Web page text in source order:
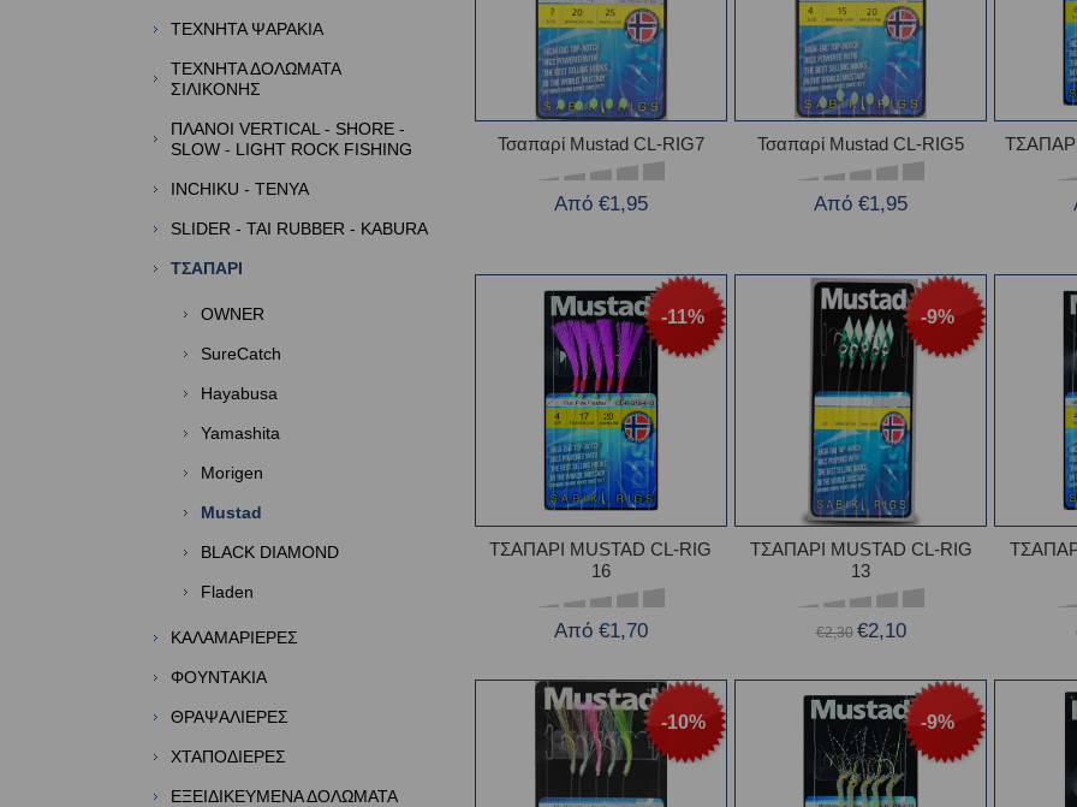
Τσαπαρί Mustad CL-RIG7
Από €1,95
Τσαπαρί Mustad CL-RIG5
Από €1,95
-11%
ΤΣΑΠΑΡΙ MUSTAD CL-RIG
16
Από €1,70
-9%
ΤΣΑΠΑΡΙ MUSTAD CL-RIG
13
€2,30 €2,10
-10% -9%
ΤΕΧΝΗΤΑ ΨΑΡΑΚΙΑ
ΤΕΧΝΗΤΑ ΔΟΛΩΜΑΤΑ
ΣΙΛΙΚΟΝΗΣ
ΠΛΑΝΟΙ VERTICAL - SHORE -
SLOW - LIGHT ROCK FISHING
INCHIKU - TENYA
SLIDER - TAI RUBBER - KABURA
TΣΑΠΑΡΙ
OWNER
SureCatch
Hayabusa
Yamashita
Morigen
Mustad
BLACK DIAMOND
Fladen
ΚΑΛΑΜΑΡΙΕΡΕΣ
ΦΟΥΝΤΑΚΙΑ
ΘΡΑΨΑΛΙΕΡΕΣ
ΧΤΑΠΟΔΙΕΡΕΣ
ΕΞΕΙΔΙΚΕΥΜΕΝΑ ΔΟΛΩΜΑΤΑ